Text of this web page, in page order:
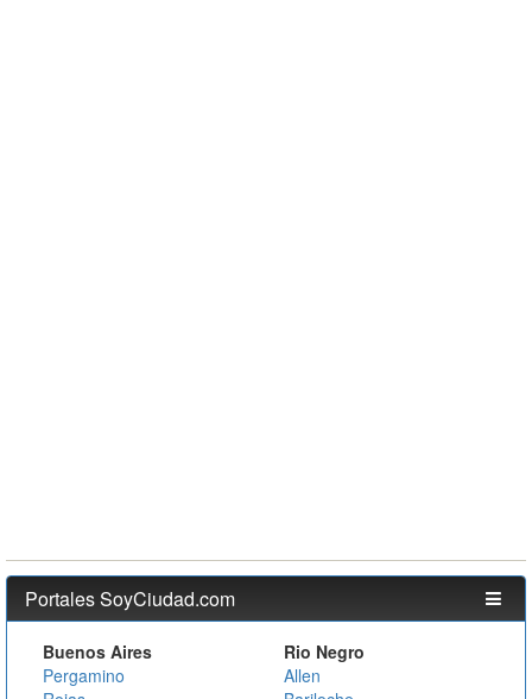
Portales SoyCiudad.com
Buenos Aires
Pergamino
Rio Negro
Allen